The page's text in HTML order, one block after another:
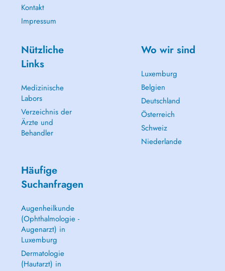
Kontakt
Impressum
Nützliche
Links
Medizinische
Labors
Verzeichnis der
Ärzte und
Behandler
Wo wir sind
Luxemburg
Belgien
Deutschland
Österreich
Schweiz
Niederlande
Häufige
Suchanfragen
Augenheilkunde
(Ophthalmologie -
Augenarzt) in
Luxemburg
Dermatologie
(Hautarzt) in